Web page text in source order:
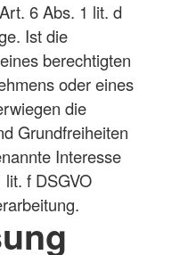
6 Abs. 1 lit. d
Ist die
berechtigten
oder eines
die
Grundfreiheiten
Interesse
f DSGVO